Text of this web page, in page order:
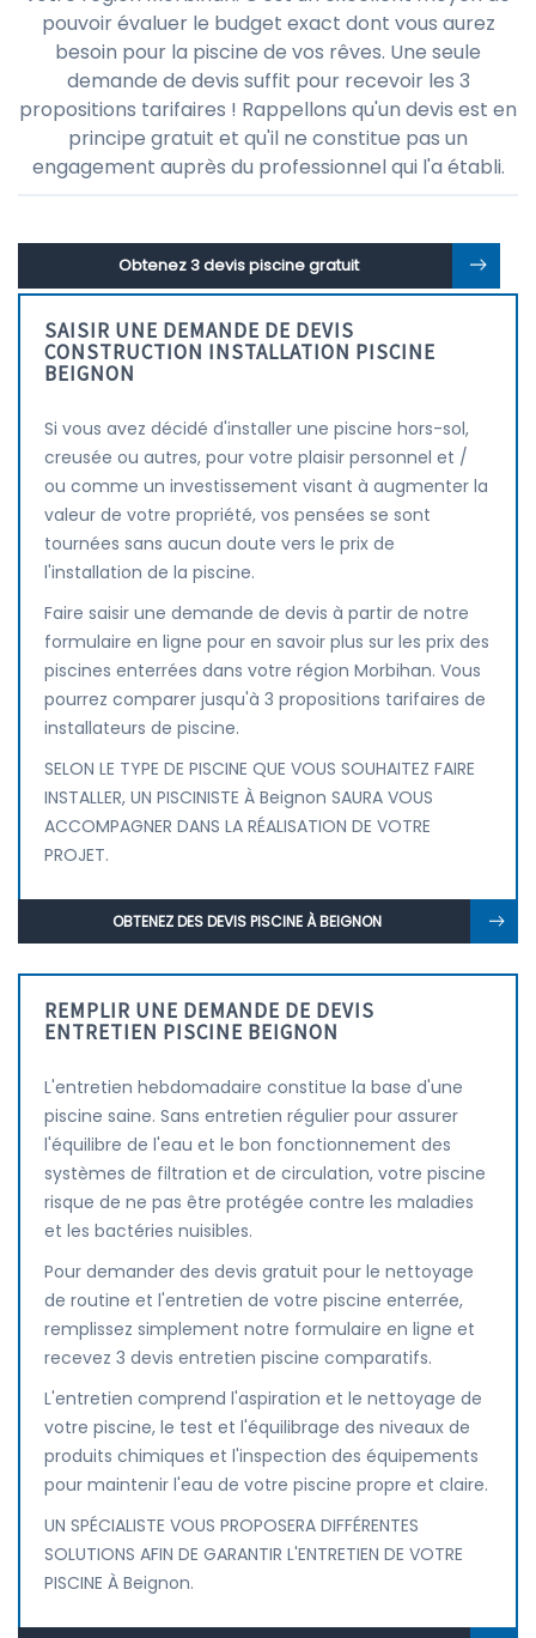
pouvoir évaluer le budget exact dont vous aurez
besoin pour la piscine de vos rêves. Une seule
demande de devis suffit pour recevoir les 3
propositions tarifaires ! Rappellons qu'un devis est en
principe gratuit et qu'il ne constitue pas un
engagement auprès du professionnel qui l'a établi.
Obtenez 3 devis piscine gratuit
SAISIR UNE DEMANDE DE DEVIS
CONSTRUCTION INSTALLATION PISCINE
BEIGNON
Si vous avez décidé d'installer une piscine hors-sol,
creusée ou autres, pour votre plaisir personnel et /
ou comme un investissement visant à augmenter la
valeur de votre propriété, vos pensées se sont
tournées sans aucun doute vers le prix de
l'installation de la piscine.
Faire saisir une demande de devis à partir de notre
formulaire en ligne pour en savoir plus sur les prix des
piscines enterrées dans votre région Morbihan. Vous
pourrez comparer jusqu'à 3 propositions tarifaires de
installateurs de piscine.
SELON LE TYPE DE PISCINE QUE VOUS SOUHAITEZ FAIRE
INSTALLER, UN PISCINISTE À Beignon SAURA VOUS
ACCOMPAGNER DANS LA RÉALISATION DE VOTRE
PROJET.
OBTENEZ DES DEVIS PISCINE À BEIGNON
REMPLIR UNE DEMANDE DE DEVIS
ENTRETIEN PISCINE BEIGNON
L'entretien hebdomadaire constitue la base d'une
piscine saine. Sans entretien régulier pour assurer
l'équilibre de l'eau et le bon fonctionnement des
systèmes de filtration et de circulation, votre piscine
risque de ne pas être protégée contre les maladies
et les bactéries nuisibles.
Pour demander des devis gratuit pour le nettoyage
de routine et l'entretien de votre piscine enterrée,
remplissez simplement notre formulaire en ligne et
recevez 3 devis entretien piscine comparatifs.
L'entretien comprend l'aspiration et le nettoyage de
votre piscine, le test et l'équilibrage des niveaux de
produits chimiques et l'inspection des équipements
pour maintenir l'eau de votre piscine propre et claire.
UN SPÉCIALISTE VOUS PROPOSERA DIFFÉRENTES
SOLUTIONS AFIN DE GARANTIR L'ENTRETIEN DE VOTRE
PISCINE À Beignon.